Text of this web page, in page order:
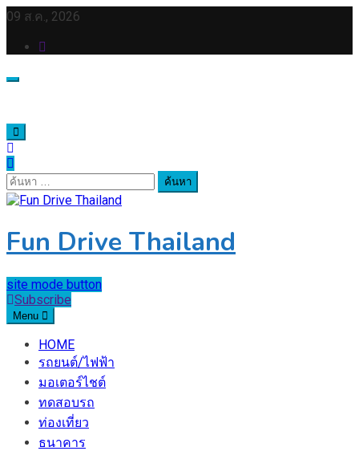
Skip
content
09 ส.ค., 2026
ค้นหา
สำหรับ:
Fun Drive Thailand
site mode button
Subscribe
Menu
HOME
รถยนต์/ไฟฟ้า
มอเตอร์ไชต์
ทดสอบรถ
ท่องเที่ยว
ธนาคาร